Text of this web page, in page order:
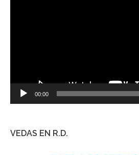
00:00
VEDAS EN R.D.